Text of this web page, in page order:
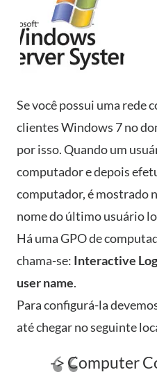
Se você possui uma rede
clientes Windows 7 no
por isso. Quando um
computador e depois
computador, é mostrado
nome do último usuário
Há uma GPO de
chama-se: Interactive
user name.
Para configurá-la
até chegar no seguinte
-> Computer